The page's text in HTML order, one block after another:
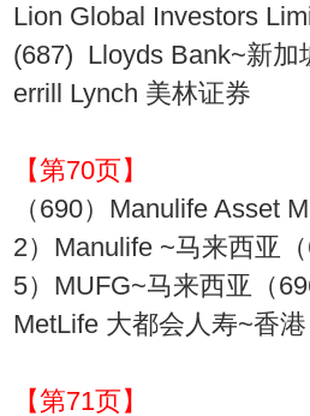
Lion Global Investors
(687) Lloyds Bank~新加
errill Lynch 美林证券
【第70页】
（690）Manulife Asset
2）Manulife ~马来西亚
5）MUFG~马来西亚（
MetLife 大都会人寿~香
【第71页】